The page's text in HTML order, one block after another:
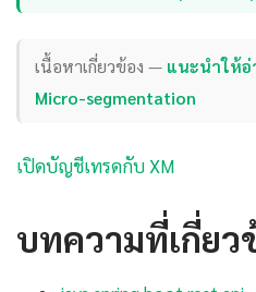
เนื้อหาเกี่ยวข้อง — แนะนำให้อ่
Micro-segmentation
เปิดบัญชีเทรดกับ XM
บทความที่เกี่ยว